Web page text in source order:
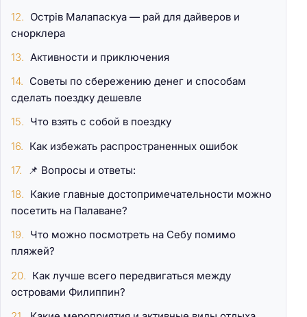
Острів Малапаскуа — рай для дайверов и
снорклера
Активности и приключения
Советы по сбережению денег и способам
сделать поездку дешевле
Что взять с собой в поездку
Как избежать распространенных ошибок
📌 Вопросы и ответы:
Какие главные достопримечательности можно
посетить на Палаване?
Что можно посмотреть на Себу помимо
пляжей?
Как лучше всего передвигаться между
островами Филиппин?